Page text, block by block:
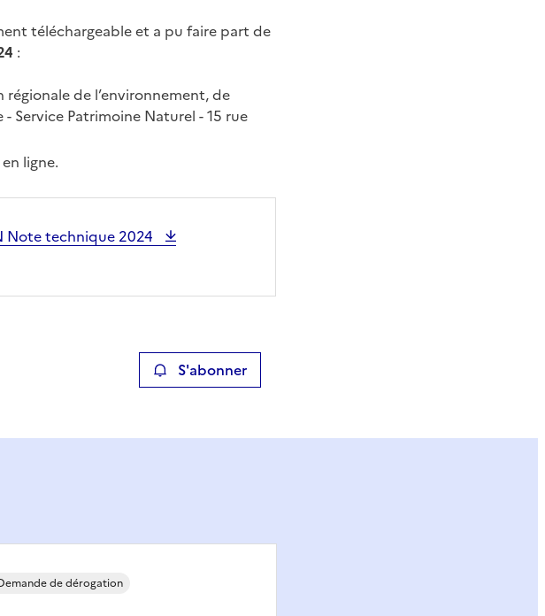
téléchargeable et a pu faire part de
:
de l’environnement, de
Service Patrimoine Naturel - 15 rue
ligne.
Note technique 2024
dans le presse-papier S'abonner
de dérogation